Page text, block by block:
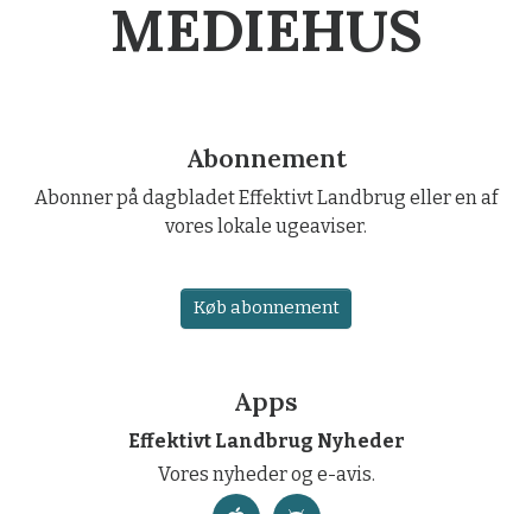
MEDIEHUS
Abonnement
Abonner på dagbladet Effektivt Landbrug eller en af
vores lokale ugeaviser.
Køb abonnement
Apps
Effektivt Landbrug Nyheder
Vores nyheder og e-avis.